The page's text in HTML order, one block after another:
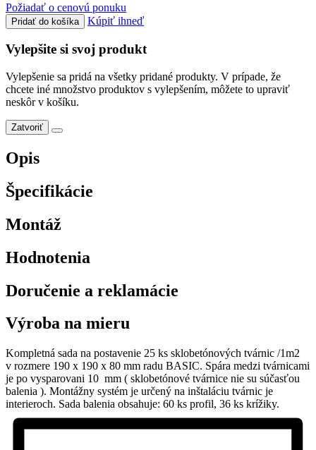
Požiadať o cenovú ponuku
Pridať do košíka Kúpiť ihneď
Vylepšite si svoj produkt
Vylepšenie sa pridá na všetky pridané produkty. V prípade, že
chcete iné množstvo produktov s vylepšením, môžete to upraviť
neskôr v košíku.
Zatvoriť
Opis
Špecifikácie
Montáž
Hodnotenia
Doručenie a reklamácie
Výroba na mieru
Kompletná sada na postavenie 25 ks sklobetónových tvárnic /1m2
v rozmere 190 x 190 x 80 mm radu BASIC. Spára medzi tvárnicami
je po vysparovani 10 mm ( sklobetónové tvárnice nie su súčasťou
balenia ). Montážny systém je určený na inštaláciu tvárnic je
interieroch. Sada balenia obsahuje: 60 ks profil, 36 ks krížiky.